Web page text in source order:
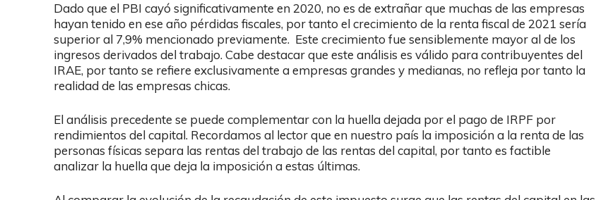
Dado que el PBI cayó significativamente en 2020, no es de extrañar que muchas de las empresas
hayan tenido en ese año pérdidas fiscales, por tanto el crecimiento de la renta fiscal de 2021 sería
superior al 7,9% mencionado previamente. Este crecimiento fue sensiblemente mayor al de los
ingresos derivados del trabajo. Cabe destacar que este análisis es válido para contribuyentes del
IRAE, por tanto se refiere exclusivamente a empresas grandes y medianas, no refleja por tanto la
realidad de las empresas chicas.
El análisis precedente se puede complementar con la huella dejada por el pago de IRPF por
rendimientos del capital. Recordamos al lector que en nuestro país la imposición a la renta de las
personas físicas separa las rentas del trabajo de las rentas del capital, por tanto es factible
analizar la huella que deja la imposición a estas últimas.